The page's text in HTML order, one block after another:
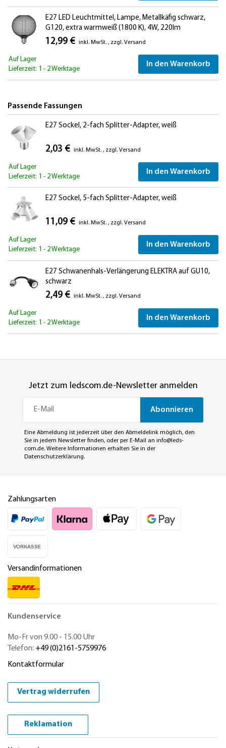
E27 LED Leuchtmittel, Lampe, Metallkäfig schwarz,
G120, extra warmweiß (1800 K), 4W, 220lm
12,99 € inkl. MwSt. , zzgl. Versand
Auf Lager
Lieferzeit: 1 - 2 Werktage
In den Warenkorb
Passende Fassungen
E27 Sockel, 2-fach Splitter-Adapter, weiß
2,03 € inkl. MwSt. , zzgl. Versand
Auf Lager
Lieferzeit: 1 - 2 Werktage
In den Warenkorb
E27 Sockel, 5-fach Splitter-Adapter, weiß
11,09 € inkl. MwSt. , zzgl. Versand
Auf Lager
Lieferzeit: 1 - 2 Werktage
In den Warenkorb
E27 Schwanenhals-Verlängerung ELEKTRA auf GU10,
schwarz
2,49 € inkl. MwSt. , zzgl. Versand
Auf Lager
Lieferzeit: 1 - 2 Werktage
In den Warenkorb
Jetzt zum ledscom.de-Newsletter anmelden
Abonnieren
Eine Abmeldung ist jederzeit über den Abmeldelink möglich, den
Sie in jedem Newsletter finden, oder per E-Mail an info@leds-
com.de. Weitere Informationen erhalten Sie in der
Datenschutzerklärung.
Zahlungsarten
Versandinformationen
Kundenservice
Mo-Fr von 9.00 - 15.00 Uhr
Telefon: +49 (0)2161-5759976
Kontaktformular
Vertrag widerrufen
Reklamation